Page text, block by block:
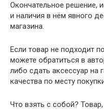
Окончательное решение,
и наличия в нём явного
магазина.
Если товар не подходит
можете обратиться в
либо сдать аксессуар на
качества по месту
Что взять с собой?